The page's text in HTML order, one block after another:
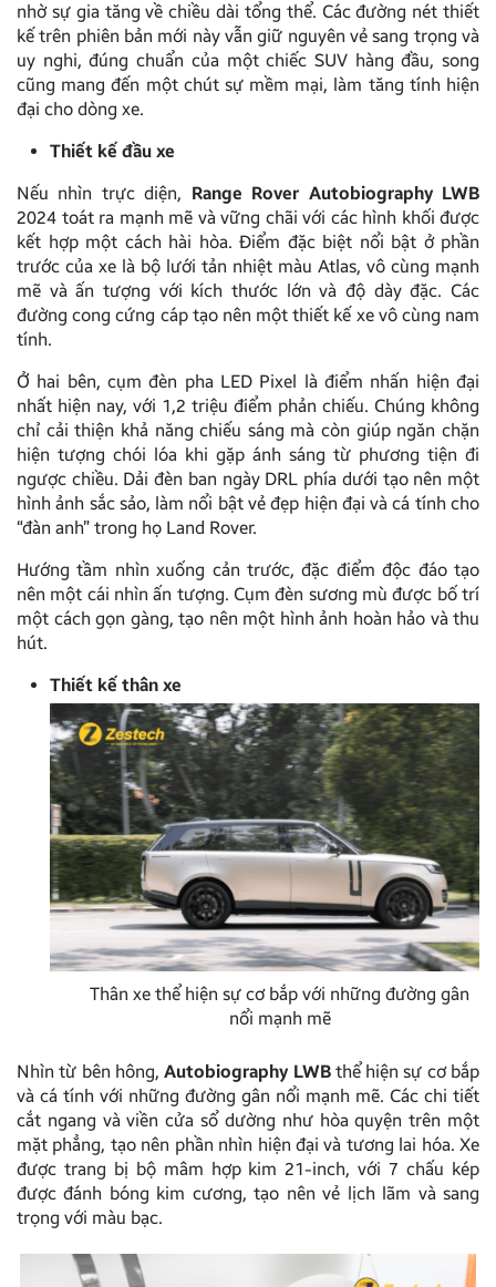
nhờ sự gia tăng về chiều dài tổng thể. Các đường nét thiết
kế trên phiên bản mới này vẫn giữ nguyên vẻ sang trọng và
uy nghi, đúng chuẩn của một chiếc SUV hàng đầu, song
cũng mang đến một chút sự mềm mại, làm tăng tính hiện
đại cho dòng xe.
Thiết kế đầu xe
Nếu nhìn trực diện, Range Rover Autobiography LWB
2024 toát ra mạnh mẽ và vững chãi với các hình khối được
kết hợp một cách hài hòa. Điểm đặc biệt nổi bật ở phần
trước của xe là bộ lưới tản nhiệt màu Atlas, vô cùng mạnh
mẽ và ấn tượng với kích thước lớn và độ dày đặc. Các
đường cong cứng cáp tạo nên một thiết kế xe vô cùng nam
tính.
Ở hai bên, cụm đèn pha LED Pixel là điểm nhấn hiện đại
nhất hiện nay, với 1,2 triệu điểm phản chiếu. Chúng không
chỉ cải thiện khả năng chiếu sáng mà còn giúp ngăn chặn
hiện tượng chói lóa khi gặp ánh sáng từ phương tiện đi
ngược chiều. Dải đèn ban ngày DRL phía dưới tạo nên một
hình ảnh sắc sảo, làm nổi bật vẻ đẹp hiện đại và cá tính cho
“đàn anh” trong họ Land Rover.
Hướng tầm nhìn xuống cản trước, đặc điểm độc đáo tạo
nên một cái nhìn ấn tượng. Cụm đèn sương mù được bố trí
một cách gọn gàng, tạo nên một hình ảnh hoàn hảo và thu
hút.
Thiết kế thân xe
Thân xe thể hiện sự cơ bắp với những đường gân
nổi mạnh mẽ
Nhìn từ bên hông,Autobiography LWBthể hiện sự cơ bắp
và cá tính với những đường gân nổi mạnh mẽ. Các chi tiết
cắt ngang và viền cửa sổ dường như hòa quyện trên một
mặt phẳng, tạo nên phần nhìn hiện đại và tương lai hóa. Xe
được trang bị bộ mâm hợp kim 21-inch, với 7 chấu kép
được đánh bóng kim cương, tạo nên vẻ lịch lãm và sang
trọng với màu bạc.